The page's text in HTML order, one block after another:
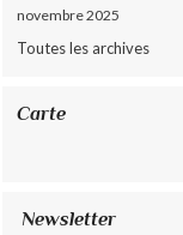
novembre 2025
Toutes les archives
Carte
Newsletter